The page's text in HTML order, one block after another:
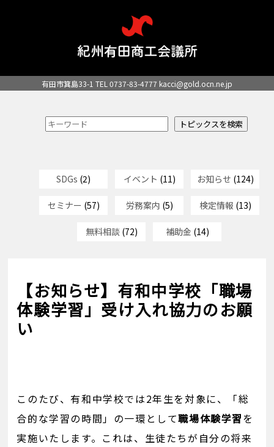
有田市箕島33-1 TEL 0737-83-4777 kacci@gold.ocn.ne.jp
SDGs (2) イベント (11) お知らせ (124)
セミナー (57) 労務案内 (5) 検定情報 (13)
無料相談 (72) 補助金 (14)
【お知らせ】有和中学校「職場
体験学習」受け入れ協力のお願
い
このたび、有和中学校では2年生を対象に、「総
合的な学習の時間」の一環として職場体験学習を
実施いたします。これは、生徒たちが自分の将来